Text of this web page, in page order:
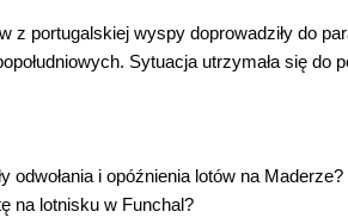
z portugalskiej wyspy doprowadziły do
Sytuacja utrzymała się do
odwołania i opóźnienia lotów na Maderze?
na lotnisku w Funchal?